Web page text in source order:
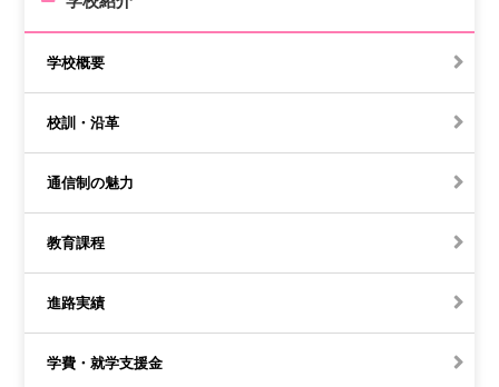
学校概要
校訓・沿革
通信制の魅力
教育課程
進路実績
学費・就学支援金